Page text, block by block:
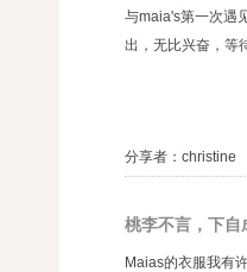
与maia's第一次遇
出，无比兴奋，等
分享者：
桃李不言，下自
Maias的衣服我有